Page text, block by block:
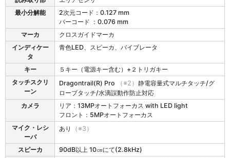
最小分解能
2次元コード：0.127 mm
バーコード ：0.076 mm
マーカ
クロスガイドマーカ
インディケー
タ
青色LED、スピーカ、バイブレータ
キー
５キー（電源キー含む）+２トリガキー
タッチスクリ
ーン
Dragontrail(R) Pro （※2） 静電容量式マルチタッチ/グ
ローブタッチ/水滴誤動作防止対応
カメラ
リア：13MPオートフォーカス with LED light
フロント：5MPオートフォーカス
マイク・レシ
ーバ
あり （※3）
スピーカ
90dB以上 10㎝にて(2.8kHz)